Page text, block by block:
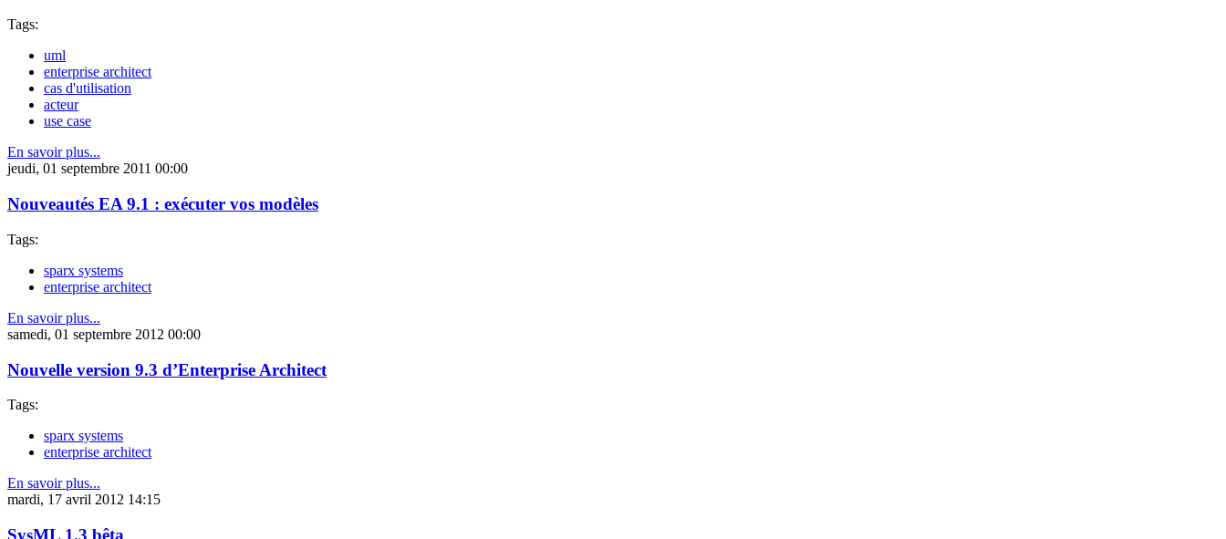
Tags:
uml
enterprise architect
cas d'utilisation
acteur
use case
En savoir plus...
jeudi, 01 septembre 2011 00:00
Nouveautés EA 9.1 : exécuter vos modèles
Tags:
sparx systems
enterprise architect
En savoir plus...
samedi, 01 septembre 2012 00:00
Nouvelle version 9.3 d’Enterprise Architect
Tags:
sparx systems
enterprise architect
En savoir plus...
mardi, 17 avril 2012 14:15
SysML 1.3 bêta